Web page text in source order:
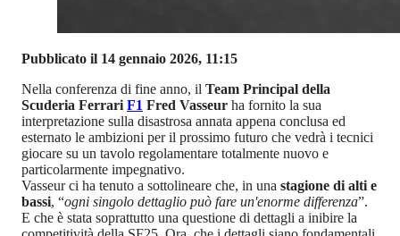
Pubblicato il 14 gennaio 2026, 11:15
Nella conferenza di fine anno, il Team Principal della
Scuderia Ferrari F1 Fred Vasseur ha fornito la sua
interpretazione sulla disastrosa annata appena conclusa ed
esternato le ambizioni per il prossimo futuro che vedrà i tecnici
giocare su un tavolo regolamentare totalmente nuovo e
particolarmente impegnativo.
Vasseur ci ha tenuto a sottolineare che, in una stagione di alti e
bassi, “ogni singolo dettaglio può fare un'enorme differenza”.
E che è stata soprattutto una questione di dettagli a inibire la